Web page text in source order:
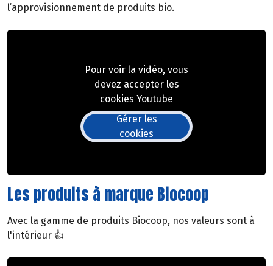
l’approvisionnement de produits bio.
Pour voir la vidéo, vous
devez accepter les
cookies Youtube
Gérer les
cookies
Les produits à marque Biocoop
Avec la gamme de produits Biocoop, nos valeurs sont à
l'intérieur 👍